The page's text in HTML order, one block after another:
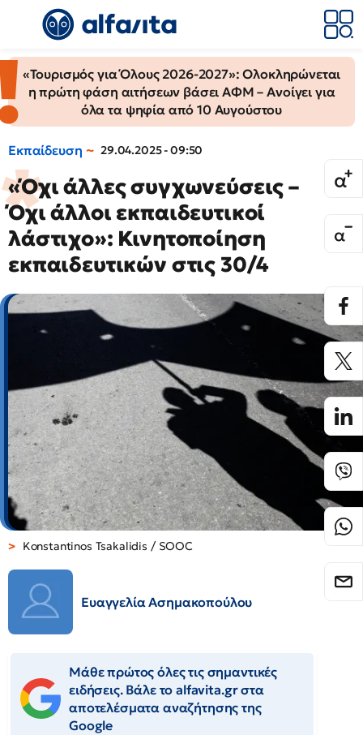
«Τουρισμός για Όλους 2026-2027»: Ολοκληρώνεται
η πρώτη φάση αιτήσεων βάσει ΑΦΜ – Ανοίγει για
όλα τα ψηφία από 10 Αυγούστου
Εκπαίδευση 29.04.2025 - 09:50
«Όχι άλλες συγχωνεύσεις –
Όχι άλλοι εκπαιδευτικοί
λάστιχο»: Κινητοποίηση
εκπαιδευτικών στις 30/4
Konstantinos Tsakalidis / SOOC
Ευαγγελία Ασημακοπούλου
Μάθε πρώτος όλες τις σημαντικές
ειδήσεις. Βάλε το alfavita.gr στα
αποτελέσματα αναζήτησης της
Google